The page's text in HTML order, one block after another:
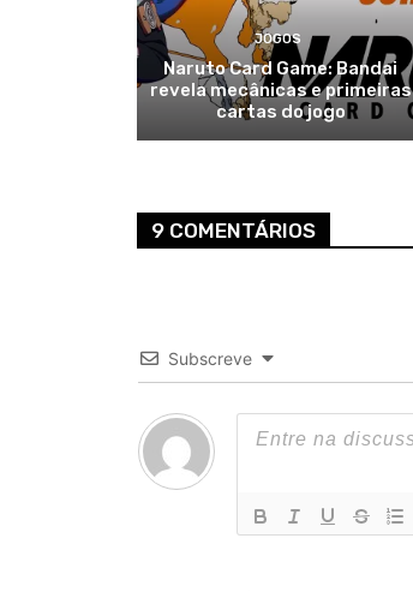
JOGOS
Naruto Card Game: Bandai
revela mecânicas e primeiras
cartas do jogo
9 COMENTÁRIOS
Subscreve